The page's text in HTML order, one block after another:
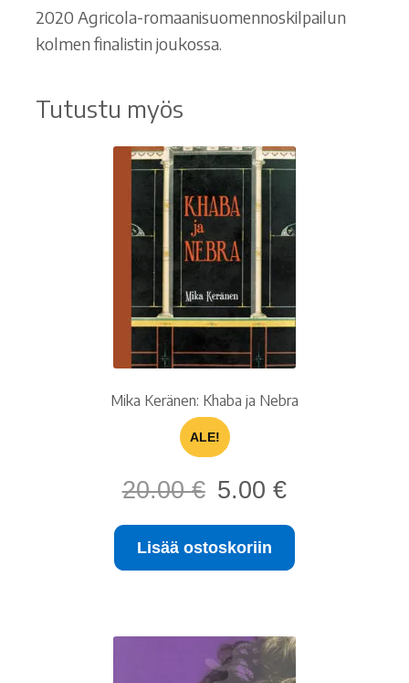
2020 Agricola-romaanisuomennoskilpailun
kolmen finalistin joukossa.
Tutustu myös
Mika Keränen: Khaba ja Nebra
ALE!
20.00€
Alkuperäinen
hinta
oli:
20.00 €.
5.00€Nykyinen
on:
Lisää ostoskoriin